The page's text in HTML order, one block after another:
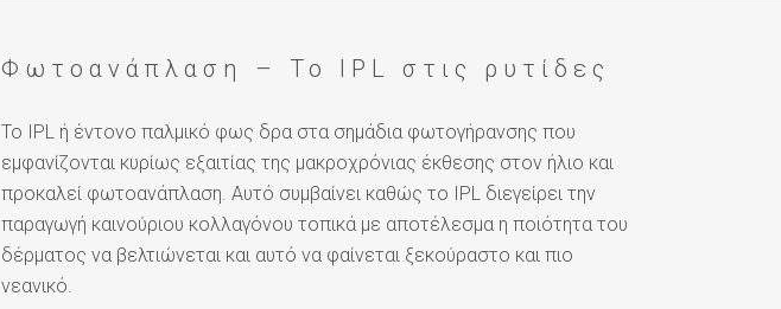
Φωτοανάπλαση – Το IPL στις ρυτίδες
Το IPL ή έντονο παλμικό φως δρα στα σημάδια φωτογήρανσης που
εμφανίζονται κυρίως εξαιτίας της μακροχρόνιας έκθεσης στον ήλιο και
προκαλεί φωτοανάπλαση. Αυτό συμβαίνει καθώς το IPL διεγείρει την
παραγωγή καινούριου κολλαγόνου τοπικά με αποτέλεσμα η ποιότητα του
δέρματος να βελτιώνεται και αυτό να φαίνεται ξεκούραστο και πιο
νεανικό.